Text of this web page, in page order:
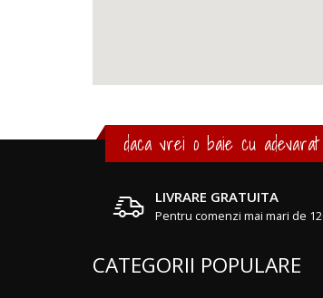
daca vrei o baie cu
LIVRARE GRATUITA
Pentru comenzi mai mari de
CATEGORII POPULARE